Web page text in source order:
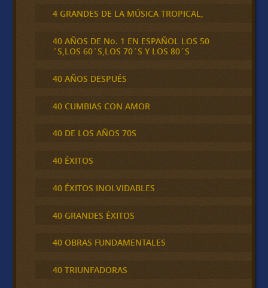
4 GRANDES DE LA MÚSICA TROPICAL,
40 AÑOS DE No. 1 EN ESPAÑOL LOS 50
´S,LOS 60´S,LOS 70´S Y LOS 80´S
40 AÑOS DESPUÉS
40 CUMBIAS CON AMOR
40 DE LOS AÑOS 70S
40 ÉXITOS
40 ÉXITOS INOLVIDABLES
40 GRANDES ÉXITOS
40 OBRAS FUNDAMENTALES
40 TRIUNFADORAS